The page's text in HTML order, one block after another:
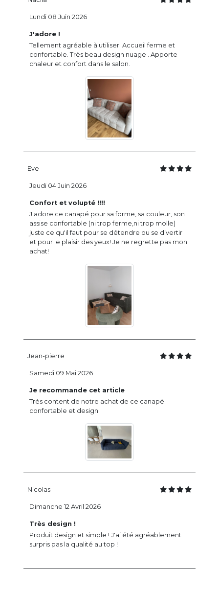
J'adore !
Tellement agréable à utiliser. Accueil ferme et
confortable. Très beau design nuage . Apporte
chaleur et confort dans le salon.
Lundi 08 Juin 2026
Eve
Confort et volupté !!!!
J'adore ce canapé pour sa forme, sa couleur, son
assise confortable (ni trop ferme,ni trop molle)
juste ce qu'il faut pour se détendre ou se divertir
et pour le plaisir des yeux! Je ne regrette pas mon
achat!
Jeudi 04 Juin 2026
Jean-pierre
Je recommande cet article
Très content de notre achat de ce canapé
confortable et design
Samedi 09 Mai 2026
Nicolas
Très design !
Produit design et simple ! J'ai été agréablement
surpris pas la qualité au top !
Dimanche 12 Avril 2026